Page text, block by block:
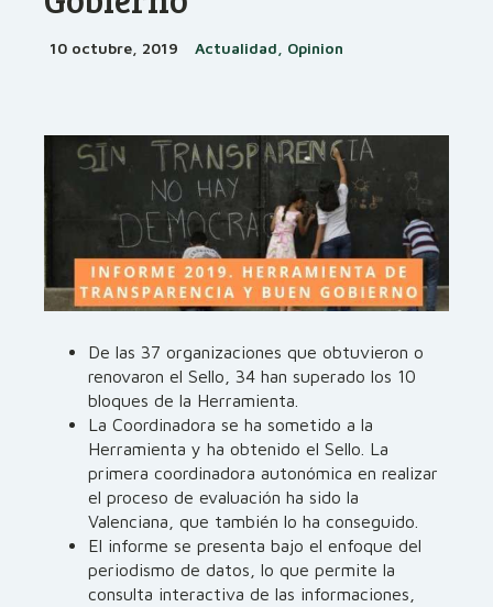
10 octubre, 2019 Actualidad, Opinion
De las 37 organizaciones que obtuvieron o
renovaron el Sello, 34 han superado los 10
bloques de la Herramienta.
La Coordinadora se ha sometido a la
Herramienta y ha obtenido el Sello. La
primera coordinadora autonómica en realizar
el proceso de evaluación ha sido la
Valenciana, que también lo ha conseguido.
El informe se presenta bajo el enfoque del
periodismo de datos, lo que permite la
consulta interactiva de las informaciones,